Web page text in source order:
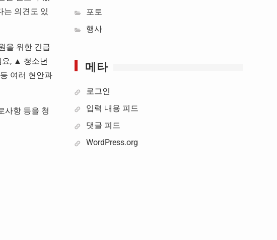
는 의견도 있
을 위한 긴급
요, ▲ 청소년
여러 현안과
사항 등을 청
포토
행사
메타
로그인
입력 내용 피드
댓글 피드
WordPress.org